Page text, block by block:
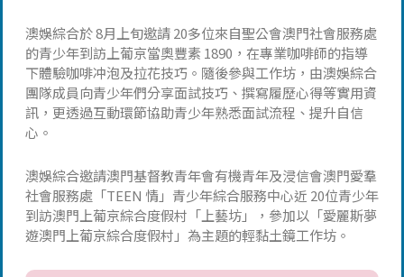
澳娛綜合於 8月上旬邀請 20多位來自聖公會澳門社會服務處
的青少年到訪上葡京當奧豐素 1890，在專業咖啡師的指導
下體驗咖啡冲泡及拉花技巧。隨後參與工作坊，由澳娛綜合
團隊成員向青少年們分享面試技巧、撰寫履歷心得等實用資
訊，更透過互動環節協助青少年熟悉面試流程、提升自信
心。
澳娛綜合邀請澳門基督教青年會有機青年及浸信會澳門愛羣
社會服務處「TEEN 情」青少年綜合服務中心近 20位青少年
到訪澳門上葡京綜合度假村「上藝坊」，參加以「愛麗斯夢
遊澳門上葡京綜合度假村」為主題的輕黏土鏡工作坊。